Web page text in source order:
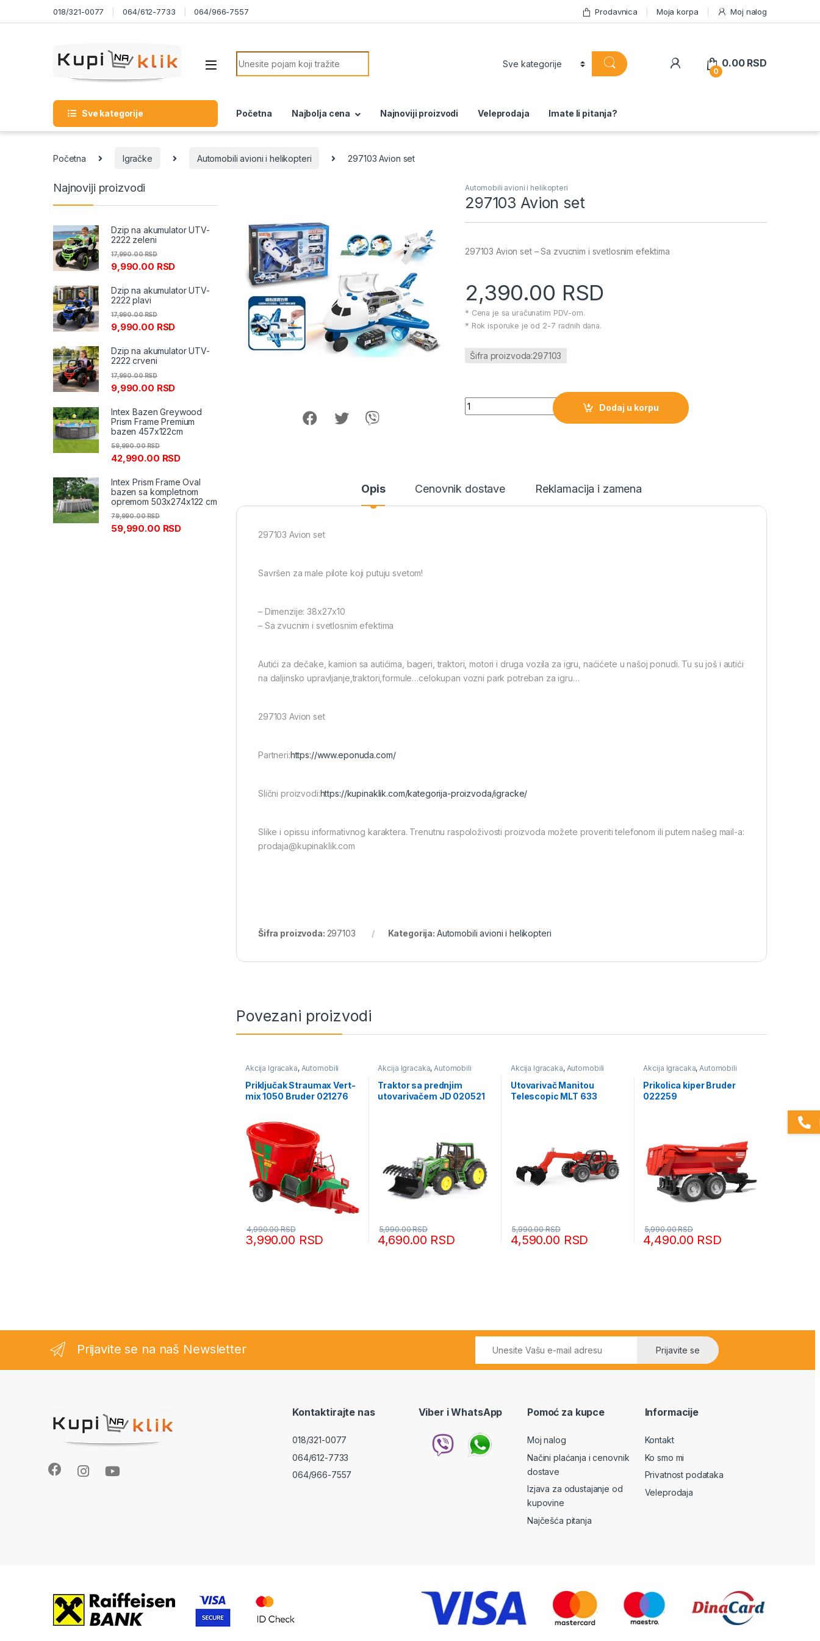
Skip to navigation018/321-0077 064/612-7733 064/966-7557 Prodavnica Moja korpa Moj nalog
Search for:
0
0.00 RSD
Sve kategorije Početna Najbolja cena Najnoviji proizvodi Veleprodaja Imate li pitanja?
Početna Igračke Automobili avioni i helikopteri 297103 Avion set
Automobili avioni i helikopteri
297103 Avion set
297103 Avion set – Sa zvucnim i svetlosnim efektima
2,390.00 RSD
* Cena je sa uračunatim PDV-om.
* Rok isporuke je od 2-7 radnih dana.
Šifra proizvoda:297103
297103 Avion set količina
Dodaj u korpu
Opis Cenovnik dostave Reklamacija i zamena
297103 Avion set
Savršen za male pilote koji putuju svetom!
– Dimenzije: 38x27x10
– Sa zvucnim i svetlosnim efektima
Autići za dečake, kamion sa autićima, bageri, traktori, motori i druga vozila za igru, naćićete u našoj ponudi. Tu su još i autići
na daljinsko upravljanje,traktori,formule…celokupan vozni park potreban za igru…
297103 Avion set
Partneri:https://www.eponuda.com/
Slični proizvodi:https://kupinaklik.com/kategorija-proizvoda/igracke/
Slike i opissu informativnog karaktera. Trenutnu raspoloživosti proizvoda možete proveriti telefonom ili putem našeg mail-a:
prodaja@kupinaklik.com
Šifra proizvoda: 297103 Kategorija: Automobili avioni i helikopteri
Povezani proizvodi
Akcija Igracaka, Automobili
avioni i helikopteri
Priključak Straumax Vert-
mix 1050 Bruder 021276
3,990.00 RSD
4,990.00RSD
Akcija Igracaka,Automobili
avioni i helikopteri
Traktor sa prednjim
utovarivačem JD 020521
4,690.00 RSD
5,990.00RSD
Akcija Igracaka, Automobili
avioni i helikopteri
Utovarivač Manitou
Telescopic MLT 633
4,590.00 RSD
5,990.00RSD
Akcija Igracaka,Automobili
avioni i helikopteri
Prikolica kiper Bruder
022259
4,490.00 RSD
5,990.00RSD
Najnoviji proizvodi
Dzip na akumulator UTV-
2222 zeleni
9,990.00 RSD
17,990.00RSD
Dzip na akumulator UTV-
2222 plavi
9,990.00 RSD
17,990.00RSD
Dzip na akumulator UTV-
2222 crveni
9,990.00 RSD
17,990.00RSD
Intex Bazen Greywood
Prism Frame Premium
bazen 457x122cm
42,990.00 RSD
59,990.00RSD
Intex Prism Frame Oval
bazen sa kompletnom
opremom 503x274x122 cm
59,990.00 RSD
79,990.00RSD
Prijavite se na naš Newsletter Prijavite se
Kontaktirajte nas
018/321-0077
064/612-7733
064/966-7557
Viber i WhatsApp Pomoć za kupce
Moj nalog
Načini plaćanja i cenovnik
dostave
Izjava za odustajanje od
kupovine
Najčešća pitanja
Informacije
Kontakt
Ko smo mi
Privatnost podataka
Veleprodaja